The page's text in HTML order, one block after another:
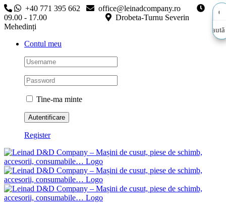
Skip
to
content
+40 771 395 662
office@leinadcompany.ro
09.00 - 17.00
Drobeta-Turnu Severin
Mehedinți
Contul meu
Tine-ma minte
Register
Caută
Caută